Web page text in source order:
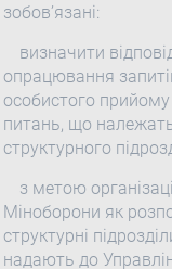
зобов’язані:
визначити
опрацювання
особистого прийому
питань, що
структурного
з метою
Міноборони як
структурні
надають до